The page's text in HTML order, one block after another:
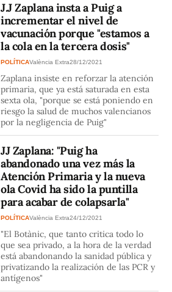
J.J Zaplana insta a Puig a
incrementar el nivel de
vacunación porque "estamos a
la cola en la tercera dosis"
POLÍTICAValència Extra28/12/2021
Zaplana insiste en reforzar la atención
primaria, que ya está saturada en esta
sexta ola, "porque se está poniendo en
riesgo la salud de muchos valencianos
por la negligencia de Puig"
JJ Zaplana: "Puig ha
abandonado una vez más la
Atención Primaria y la nueva
ola Covid ha sido la puntilla
para acabar de colapsarla"
POLÍTICAValència Extra24/12/2021
"El Botànic, que tanto critica todo lo
que sea privado, a la hora de la verdad
está abandonando la sanidad pública y
privatizando la realización de las PCR y
antígenos"